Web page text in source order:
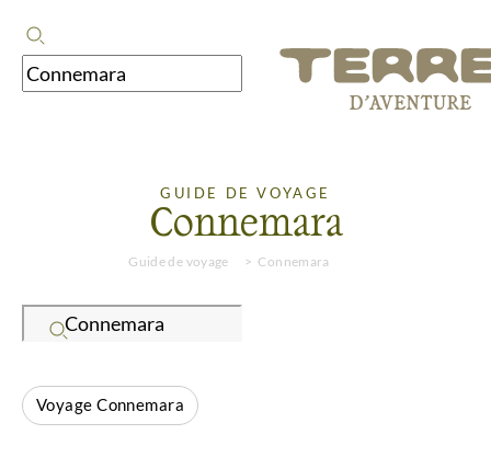
GUIDE DE VOYAGE
Connemara
Guide de voyage Connemara
Voyage Connemara